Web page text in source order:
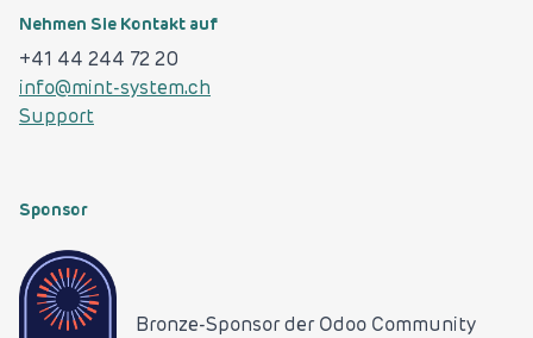
Nehmen Sie Kontakt auf
+41 44 244 72 20
info@mint-system.ch
Support
Sponsor
Bronze-Sponsor derOdoo Community